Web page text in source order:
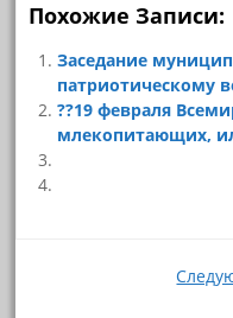
Похожие Записи:
Заседание
патриотическому
??19 февраля
млекопитающих,